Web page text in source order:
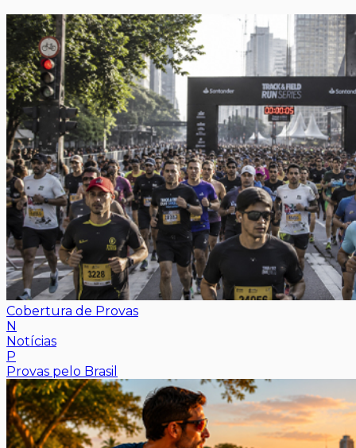
Cobertura de Provas
N
Notícias
P
Provas pelo Brasil